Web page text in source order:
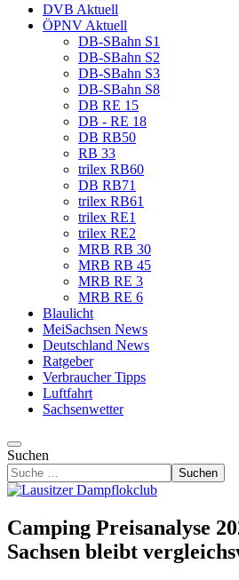
DVB Aktuell
ÖPNV Aktuell
DB-SBahn S1
DB-SBahn S2
DB-SBahn S3
DB-SBahn S8
DB RE 15
DB - RE 18
DB RB50
RB 33
trilex RB60
DB RB71
trilex RB61
trilex RE1
trilex RE2
MRB RB 30
MRB RB 45
MRB RE 3
MRB RE 6
Blaulicht
MeiSachsen News
Deutschland News
Ratgeber
Verbraucher Tipps
Luftfahrt
Sachsenwetter
Suchen
Suchen
Camping Preisanalyse
Sachsen bleibt